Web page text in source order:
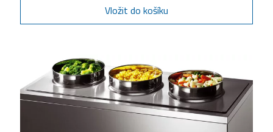
Vložit do košíku